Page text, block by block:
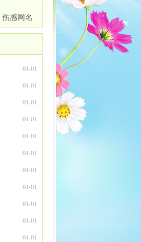
伤感网名
01-01
01-01
01-01
01-01
01-01
01-01
01-01
01-01
01-01
01-01
01-01